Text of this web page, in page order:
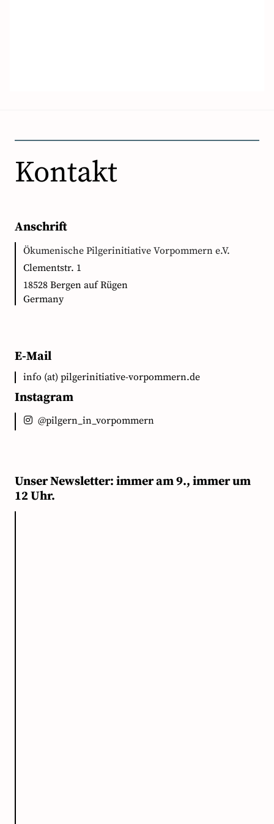
Kontakt
Anschrift
Ökumenische Pilgerinitiative Vorpommern e.V.
Clementstr. 1
18528 Bergen auf Rügen
Germany
E-Mail
info (at) pilgerinitiative-vorpommern.de
Instagram
@pilgern_in_vorpommern
Unser Newsletter: immer am 9., immer um
12 Uhr.